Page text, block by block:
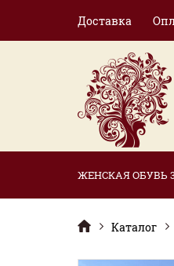
Доставка
ЖЕНСКАЯ ОБУВЬ
Каталог